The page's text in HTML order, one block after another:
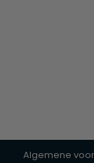
Algemene